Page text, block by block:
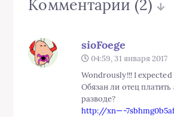
Комментарии (2)
sioFoege
04:59, 31 января 2017
Wondrously!!! I
Обязан ли отец
разводе?
http://xn—-